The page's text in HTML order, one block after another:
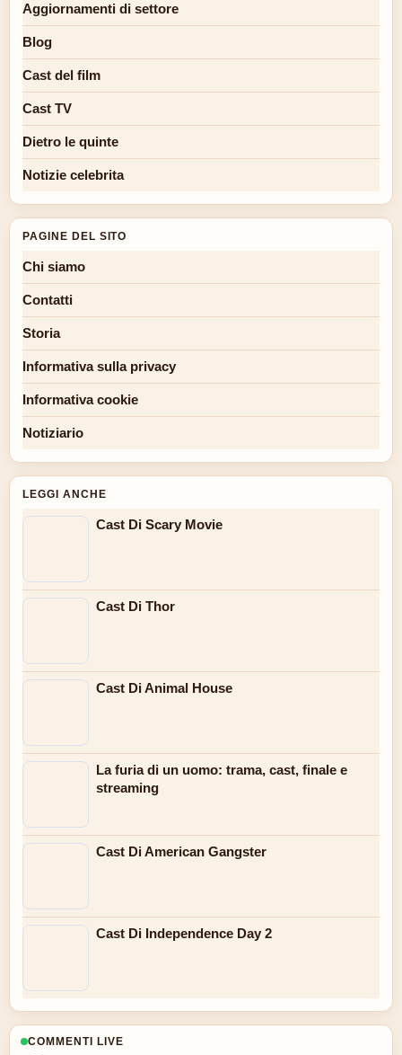
Aggiornamenti di settore
Blog
Cast del film
Cast TV
Dietro le quinte
Notizie celebrita
PAGINE DEL SITO
Chi siamo
Contatti
Storia
Informativa sulla privacy
Informativa cookie
Notiziario
LEGGI ANCHE
Cast Di Scary Movie
Cast Di Thor
Cast Di Animal House
La furia di un uomo: trama, cast, finale e
streaming
Cast Di American Gangster
Cast Di Independence Day 2
COMMENTI LIVE